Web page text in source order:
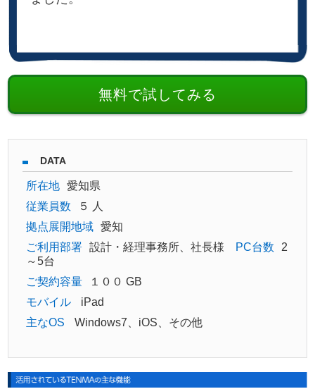
無料で試してみる
DATA
所在地
愛知県
従業員数
５ 人
拠点展開地域
愛知
ご利用部署
設計・経理事務所、社長様 PC台数
2
～5台
ご契約容量
１００ GB
モバイル
iPad
主なOS
Windows7、iOS、その他